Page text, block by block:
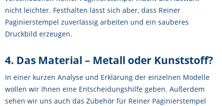
nicht leichter. Festhalten lässt sich aber, dass Reiner
Paginierstempel zuverlässig arbeiten und ein sauberes
Druckbild erzeugen.
4. Das Material – Metall oder Kunststoff?
In einer kurzen Analyse und Erklärung der einzelnen Modelle
wollen wir Ihnen eine Entscheidungshilfe geben. Außerdem
sehen wir uns auch das Zubehör für Reiner Paginierstempel